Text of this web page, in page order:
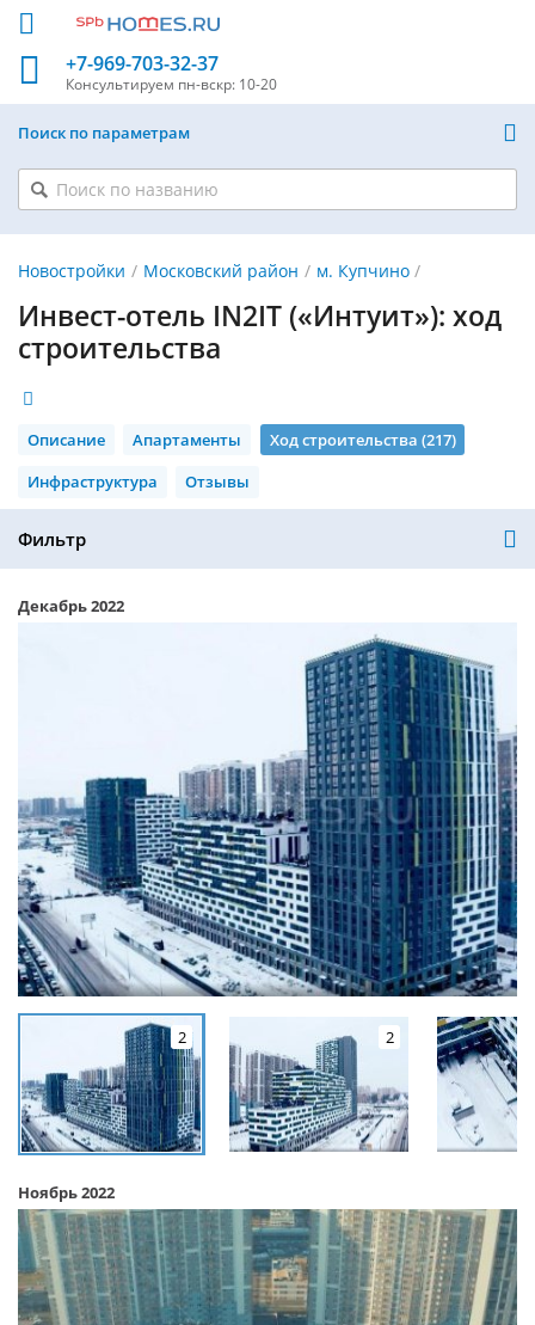
+7-969-703-32-37
Консультируем пн-вскр: 10-20
Поиск по параметрам
Новостройки Московский район м. Купчино
Инвест-отель IN2IT («Интуит»): ход
строительства
Описание Апартаменты
Ход строительства (217)
Инфраструктура
Отзывы
Фильтр
Декабрь 2022
2 2
Ноябрь 2022